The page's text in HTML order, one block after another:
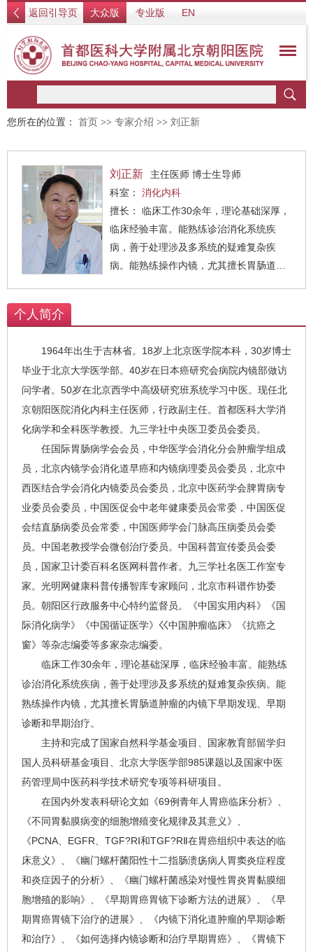
返回引导页 大众版 专业版 EN
您所在的位置： 首页 >> 专家介绍 >> 刘正新
刘正新
主任医师 博士生导师
科室： 消化内科
擅长： 临床工作30余年，理论基础深厚，
临床经验丰富。能熟练诊治消化系统疾
病，善于处理涉及多系统的疑难复杂疾
病。能熟练操作内镜，尤其擅长胃肠道肿
个人简介
1964年出生于吉林省。18岁上北京医学院本科，30岁博士
毕业于北京大学医学部。40岁在日本癌研究会病院内镜部做访
问学者。50岁在北京西学中高级研究班系统学习中医。现任北
京朝阳医院消化内科主任医师，行政副主任。首都医科大学消
化病学和全科医学教授。九三学社中央医卫委员会委员。
任国际胃肠病学会会员，中华医学会消化分会肿瘤学组成
员，北京内镜学会消化道早癌和内镜病理委员会委员，北京中
西医结合学会消化内镜委员会委员，北京中医药学会脾胃病专
业委员会委员，中国医促会中老年健康委员会常委，中国医促
会结直肠病委员会常委，中国医师学会门脉高压病委员会委
员。中国老教授学会微创治疗委员。中国科普宣传委员会委
员，国家卫计委百科名医网科普作者。九三学社名医工作室专
家。光明网健康科普传播智库专家顾问，北京市科谱作协委
员。朝阳区行政服务中心特约监督员。《中国实用内科》《国
际消化病学》《中国循证医学》巜中国肿瘤临床》《抗癌之
窗》等杂志编委等多家杂志编委。
临床工作30余年，理论基础深厚，临床经验丰富。能熟练
诊治消化系统疾病，善于处理涉及多系统的疑难复杂疾病。能
熟练操作内镜，尤其擅长胃肠道肿瘤的内镜下早期发现、早期
诊断和早期治疗。
主持和完成了国家自然科学基金项目、国家教育部留学归
国人员科研基金项目、北京大学医学部985课题以及国家中医
药管理局中医药科学技术研究专项等科研项目。
在国内外发表科研论文如《69例青年人胃癌临床分析》、
《不同胃黏膜病变的细胞增殖变化规律及其意义》、
《PCNA、EGFR、TGF?RⅠ和TGF?RⅡ在胃癌组织中表达的临
床意义》、《幽门螺杆菌阳性十二指肠溃疡病人胃窦炎症程度
和炎症因子的分析》、《幽门螺杆菌感染对慢性胃炎胃黏膜细
胞增殖的影响》、《早期胃癌胃镜下诊断方法的进展》、《早
期胃癌胃镜下治疗的进展》、《内镜下消化道肿瘤的早期诊断
和治疗》、《如何选择内镜诊断和治疗早期胃癌》、《胃镜下